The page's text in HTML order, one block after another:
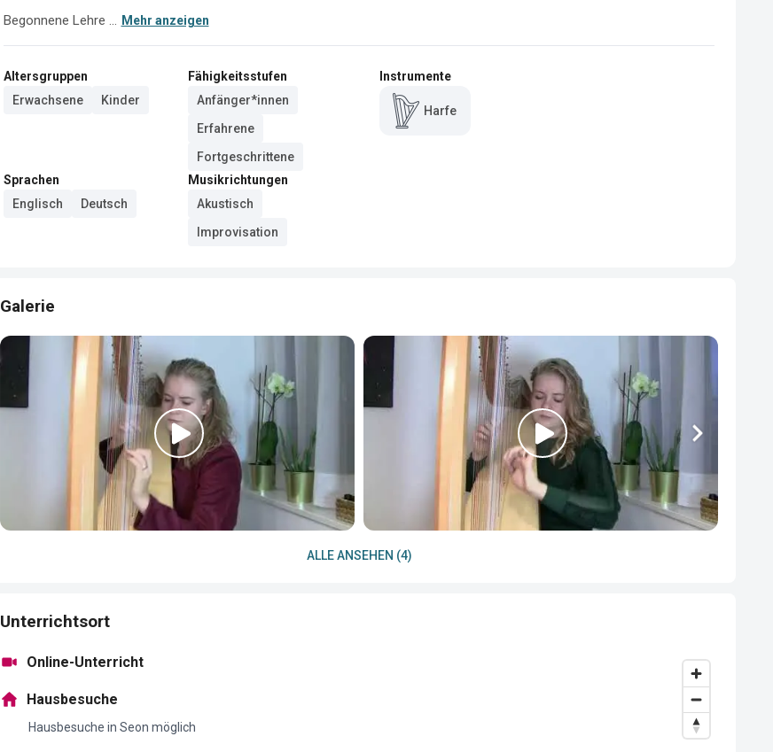
Begonnene Lehre ... Mehr anzeigen
Altersgruppen
Erwachsene
Kinder
Fähigkeitsstufen
Anfänger*innen
Erfahrene
Fortgeschrittene
Sprachen
Englisch
Deutsch
Musikrichtungen
Akustisch
Improvisation
Instrumente
Harfe
Galerie
ALLE ANSEHEN (4)
Unterrichtsort
Online-Unterricht
Hausbesuche
Hausbesuche in Seon möglich